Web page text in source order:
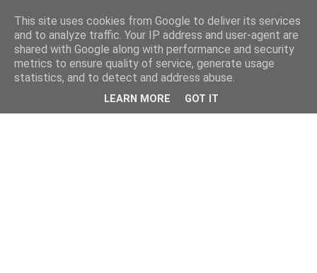
This site uses cookies from Google to deliver its services
and to analyze traffic. Your IP address and user-agent are
shared with Google along with performance and security
metrics to ensure quality of service, generate usage
statistics, and to detect and address abuse.
LEARN MORE GOT IT